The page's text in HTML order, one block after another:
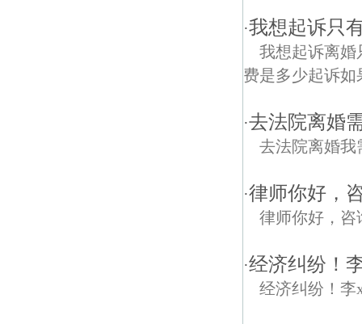
·我想起诉只
我想起诉离婚
费是多少起诉
·去法院离婚
去法院离婚我
·律师你好，
律师你好，咨
·经济纠纷！
经济纠纷！李